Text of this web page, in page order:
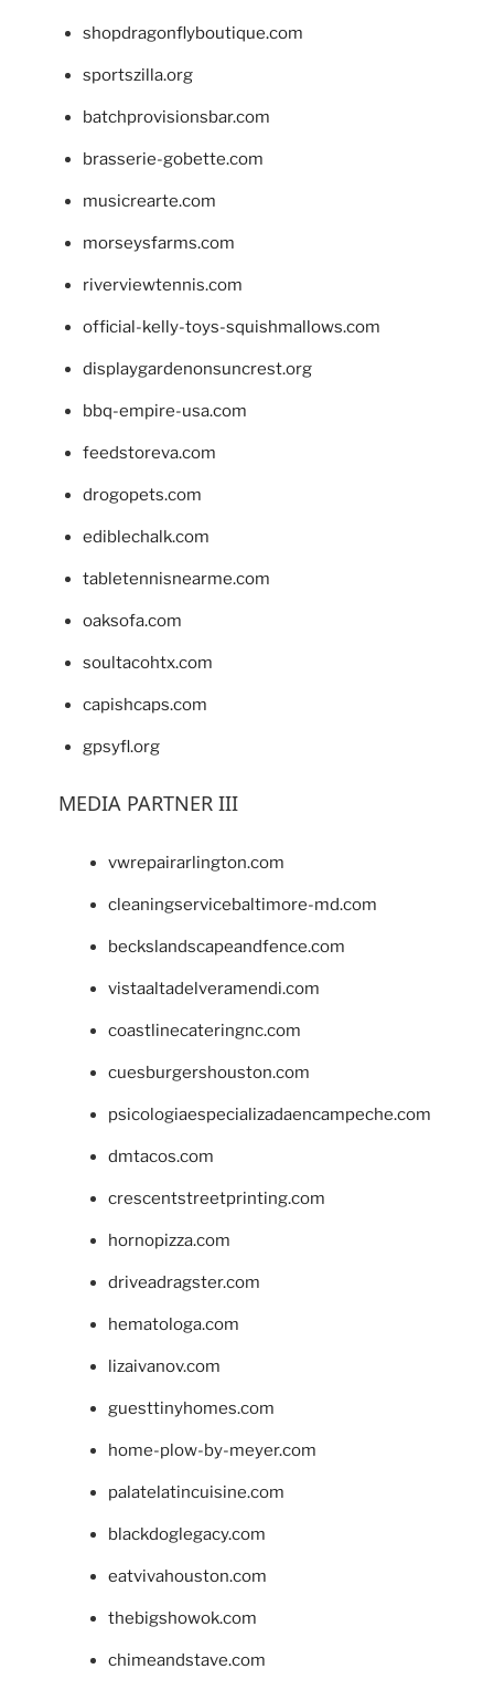
shopdragonflyboutique.com
sportszilla.org
batchprovisionsbar.com
brasserie-gobette.com
musicrearte.com
morseysfarms.com
riverviewtennis.com
official-kelly-toys-squishmallows.com
displaygardenonsuncrest.org
bbq-empire-usa.com
feedstoreva.com
drogopets.com
ediblechalk.com
tabletennisnearme.com
oaksofa.com
soultacohtx.com
capishcaps.com
gpsyfl.org
MEDIA PARTNER III
vwrepairarlington.com
cleaningservicebaltimore-md.com
beckslandscapeandfence.com
vistaaltadelveramendi.com
coastlinecateringnc.com
cuesburgershouston.com
psicologiaespecializadaencampeche.com
dmtacos.com
crescentstreetprinting.com
hornopizza.com
driveadragster.com
hematologa.com
lizaivanov.com
guesttinyhomes.com
home-plow-by-meyer.com
palatelatincuisine.com
blackdoglegacy.com
eatvivahouston.com
thebigshowok.com
chimeandstave.com